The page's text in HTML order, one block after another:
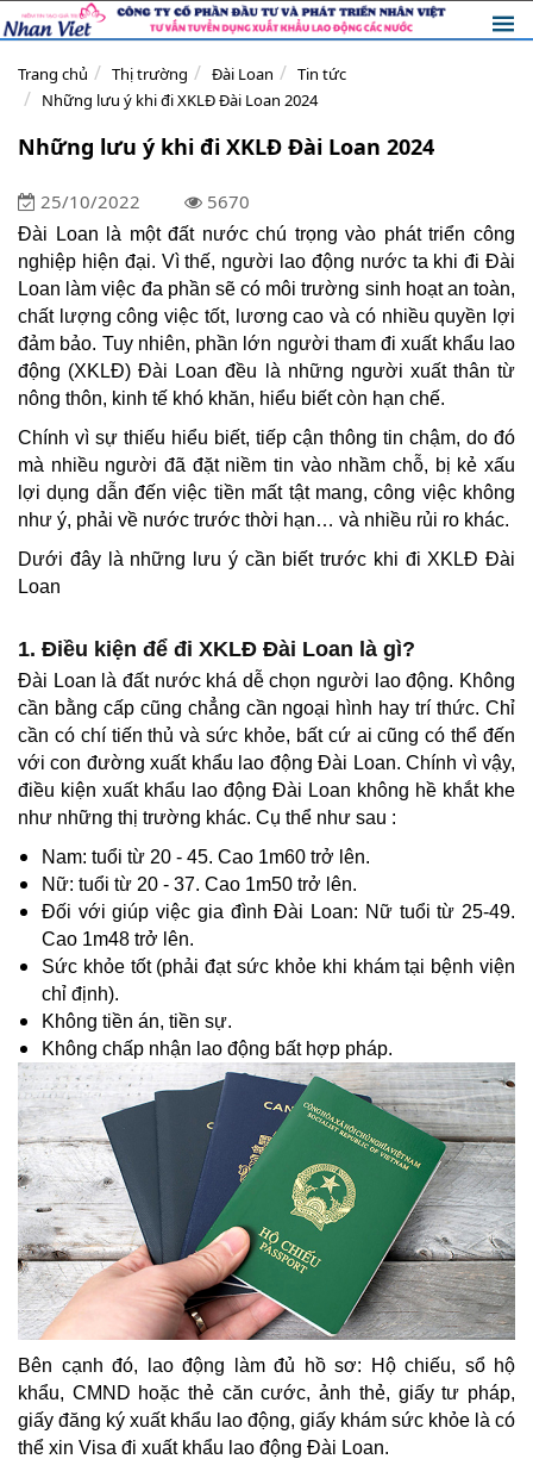
Trang chủ Thị trường Đài Loan
Tin tức
Những lưu ý khi đi XKLĐ Đài Loan 2024
Những lưu ý khi đi XKLĐ Đài Loan 2024
25/10/2022 5670
Đài Loan là một đất nước chú trọng vào phát triển công
nghiệp hiện đại. Vì thế, người lao động nước ta khi đi Đài
Loan làm việc đa phần sẽ có môi trường sinh hoạt an toàn,
chất lượng công việc tốt, lương cao và có nhiều quyền lợi
đảm bảo. Tuy nhiên, phần lớn người tham đi xuất khẩu lao
động (XKLĐ) Đài Loan đều là những người xuất thân từ
nông thôn, kinh tế khó khăn, hiểu biết còn hạn chế.
Chính vì sự thiếu hiểu biết, tiếp cận thông tin chậm, do đó
mà nhiều người đã đặt niềm tin vào nhầm chỗ, bị kẻ xấu
lợi dụng dẫn đến việc tiền mất tật mang, công việc không
như ý, phải về nước trước thời hạn… và nhiều rủi ro khác.
Dưới đây là những lưu ý cần biết trước khi đi XKLĐ Đài
Loan
1. Điều kiện để đi XKLĐ Đài Loan là gì?
Đài Loan là đất nước khá dễ chọn người lao động. Không
cần bằng cấp cũng chẳng cần ngoại hình hay trí thức. Chỉ
cần có chí tiến thủ và sức khỏe, bất cứ ai cũng có thể đến
với con đường xuất khẩu lao động Đài Loan. Chính vì vậy,
điều kiện xuất khẩu lao động Đài Loan không hề khắt khe
như những thị trường khác. Cụ thể như sau :
Nam: tuổi từ 20 - 45. Cao 1m60 trở lên.
Nữ: tuổi từ 20 - 37. Cao 1m50 trở lên.
Đối với giúp việc gia đình Đài Loan: Nữ tuổi từ 25-49.
Cao 1m48 trở lên.
Sức khỏe tốt (phải đạt sức khỏe khi khám tại bệnh viện
chỉ định).
Không tiền án, tiền sự.
Không chấp nhận lao động bất hợp pháp.
Bên cạnh đó, lao động làm đủ hồ sơ: Hộ chiếu, sổ hộ
khẩu, CMND hoặc thẻ căn cước, ảnh thẻ, giấy tư pháp,
giấy đăng ký xuất khẩu lao động, giấy khám sức khỏe là có
thể xin Visa đi xuất khẩu lao động Đài Loan.